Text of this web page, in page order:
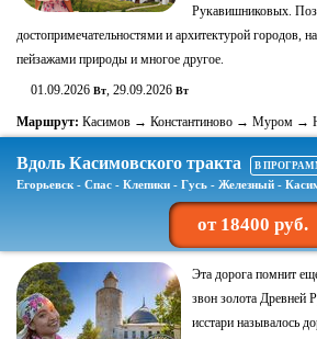
Рукавишниковых.
достопримечательностями и архитектурой городов,
пейзажами природы и многое другое.
01.09.2026 Вт, 29.09.2026 Вт
Маршрут: Касимов → Константиново → Муром →
Вдоль Касимовского тракта В
Егорьевск - Спас - Клепики - Гусь - Железный -
от 18400 руб.
Эта дорога помнит
звон золота Древней
исстари называлось